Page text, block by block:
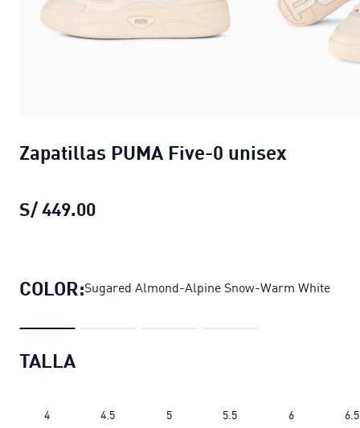
Zapatillas PUMA Five-0 unisex
S/ 449.00
COLOR:Sugared Almond-Alpine Snow-Warm White
TALLA
4 4.5 5 5.5 6 6.5